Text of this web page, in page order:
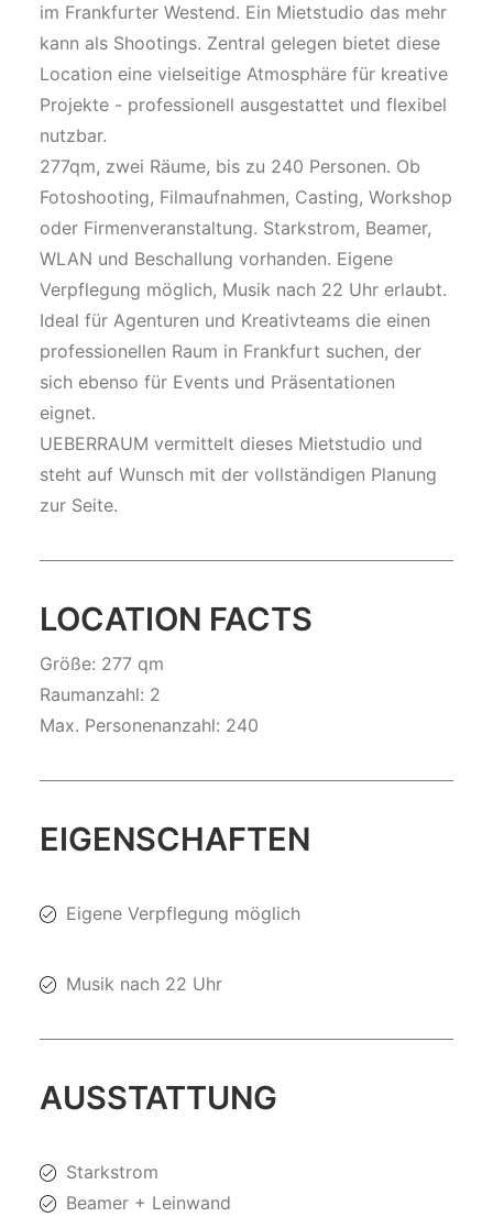
im Frankfurter Westend. Ein Mietstudio das mehr
kann als Shootings. Zentral gelegen bietet diese
Location eine vielseitige Atmosphäre für kreative
Projekte - professionell ausgestattet und flexibel
nutzbar.
277qm, zwei Räume, bis zu 240 Personen. Ob
Fotoshooting, Filmaufnahmen, Casting, Workshop
oder Firmenveranstaltung. Starkstrom, Beamer,
WLAN und Beschallung vorhanden. Eigene
Verpflegung möglich, Musik nach 22 Uhr erlaubt.
Ideal für Agenturen und Kreativteams die einen
professionellen Raum in Frankfurt suchen, der
sich ebenso für Events und Präsentationen
eignet.
UEBERRAUM vermittelt dieses Mietstudio und
steht auf Wunsch mit der vollständigen Planung
zur Seite.
LOCATION FACTS
Größe: 277 qm
Raumanzahl: 2
Max. Personenanzahl: 240
EIGENSCHAFTEN
Eigene Verpflegung möglich
Musik nach 22 Uhr
AUSSTATTUNG
Starkstrom
Beamer + Leinwand